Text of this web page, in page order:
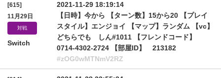
[615]
11月29日
対戦
Switch
2021-11-29 18:19:14
【日時】今から 【ターン数】15から20 【プレイ
スタイル】エンジョイ 【マップ】ランダム 【vc】
どちらでも しん#1011 【フレンドコード】
0714-4302-2724 【部屋ID】 213182
#zOG0wMTNmV2RZ